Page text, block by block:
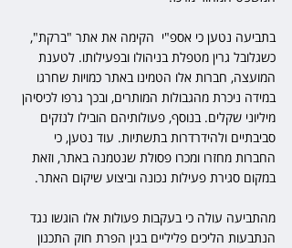
בתביעה נטען כי אספ"י  הקימה את אתר "ברקת",
כשגלובל גרין מטפלת בניהולו ובפעילותו. לטענת
המועצה, חברות אלו הטמינו באתר כמויות שחרגו
במידה ניכרת מהגבולות המותרים, ובכך גרפו לכיסיהן
מיליוני שקלים. בנוסף, פעולותיהם הובילו לנזקים
סביבתיים ולהידרדרות בתשתיות. עוד נטען, כי
החברות מחזרו ומכרו פסולת שנטמנה באתר, וזאת
במקום סגירת פעילות נכונה וביצוע שיקום האתר.
מהתביעה עולה כי בעקבות פעולות אלו הוגשו נגד
הנתבעות הליכים פליליים בגין הפרת חוק התכנון